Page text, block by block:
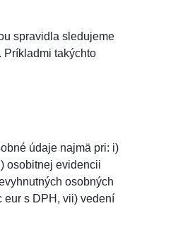
spravidla sledujeme
Príkladmi takýchto
údaje najmä pri: i)
osobitnej evidencii
osobných
eur s DPH, vii) vedení